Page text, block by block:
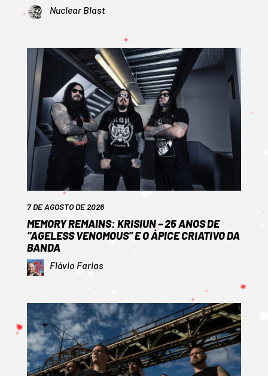
Nuclear Blast
7 DE AGOSTO DE 2026
MEMORY REMAINS: KRISIUN – 25 ANOS DE
“AGELESS VENOMOUS” E O ÁPICE CRIATIVO DA
BANDA
Flávio Farias